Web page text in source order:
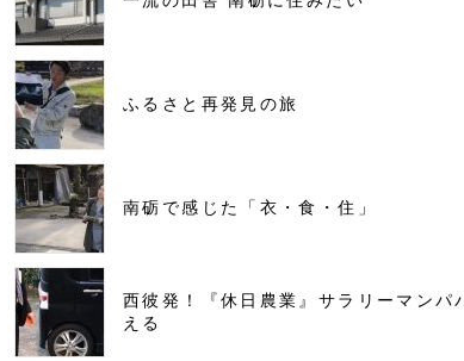
ふるさと再発見の旅
南砺で感じた「衣・食・住」
西彼発！『休日農業』サラリーマン
える